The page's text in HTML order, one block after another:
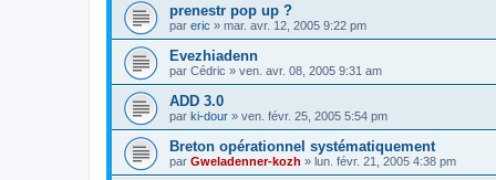
prenestr pop up ?
par eric » mar. avr. 12, 2005 9:22 pm
Evezhiadenn
par Cédric » ven. avr. 08, 2005 9:31 am
ADD 3.0
par ki-dour » ven. févr. 25, 2005 5:54 pm
Breton opérationnel systématiquement
par Gweladenner-kozh » lun. févr. 21, 2005 4:38 pm